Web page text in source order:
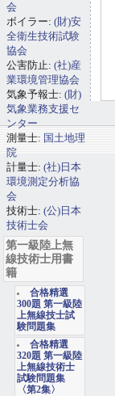
会
ボイラー: (財)安
全衛生技術試験
協会
公害防止: (社)産
業環境管理協会
気象予報士: (財)
気象業務支援セ
ンター
測量士: 国土地理
院
計量士: (社)日本
環境測定分析協
会
技術士: (公)日本
技術士会
第一級陸上無
線技術士用書
籍
合格精選
300題 第一級陸
上無線技士試
験問題集
合格精選
320題 第一級陸
上無線技術士
試験問題集
〈第2集〉